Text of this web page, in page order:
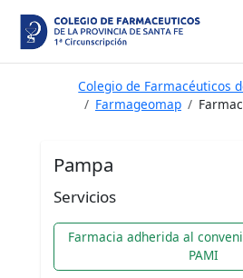
contenido
Colegio de Farmacéuticos
Farmageomap
Pampa
Servicios
Farmacia adherida al
PAMI